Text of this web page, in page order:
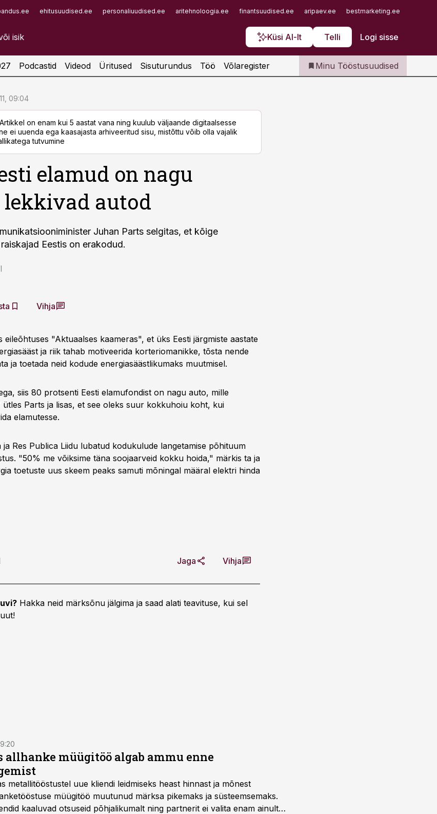
ehitusuudised.ee personaliuudised.ee aritehnoloogia.ee finantsuudised.ee aripaev.ee bestmarketing.ee
Küsi AI-lt Telli Logi sisse
Iseteenindus
Telli Tööstusuudised
Podcastid Videod Üritused Sisuturundus Töö Võlaregister Minu Tööstusuudised
09:04
Artikkel on enam kui 5 aastat vana ning kuulub väljaande digitaalsesse
ei uuenda ega kaasajasta arhiveeritud sisu, mistõttu võib olla vajalik
tutvumine
elamud on nagu
autod
Juhan Parts selgitas, et kõige
Eestis on erakodud.
Vihja
eileõhtuses "Aktuaalses kaameras", et üks Eesti järgmiste aastate
ja riik tahab motiveerida korteriomanikke, tõsta nende
ja toetada neid kodude energiasäästlikumaks muutmisel.
siis 80 protsenti Eesti elamufondist on nagu auto, mille
ütles Parts ja lisas, et see oleks suur kokkuhoiu koht, kui
elamutesse.
ja Res Publica Liidu lubatud kodukulude langetamise põhituum
"50% me võiksime täna soojaarveid kokku hoida," märkis ta ja
toetuste uus skeem peaks samuti mõningal määral elektri hinda
Jaga Vihja
Hakka neid märksõnu jälgima ja saad alati teavituse, kui sel
allhanke müügitöö algab ammu enne
metallitööstustel uue kliendi leidmiseks heast hinnast ja mõnest
müügitöö muutunud märksa pikemaks ja süsteemsemaks.
kaaluvad otsuseid põhjalikumalt ning partnerit ei valita enam ainult